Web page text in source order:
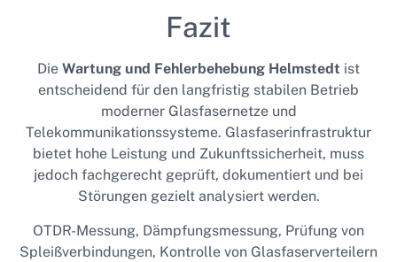
Fazit
Die Wartung und Fehlerbehebung Helmstedt ist
entscheidend für den langfristig stabilen Betrieb
moderner Glasfasernetze und
Telekommunikationssysteme. Glasfaserinfrastruktur
bietet hohe Leistung und Zukunftssicherheit, muss
jedoch fachgerecht geprüft, dokumentiert und bei
Störungen gezielt analysiert werden.
OTDR-Messung, Dämpfungsmessung, Prüfung von
Spleißverbindungen, Kontrolle von Glasfaserverteilern